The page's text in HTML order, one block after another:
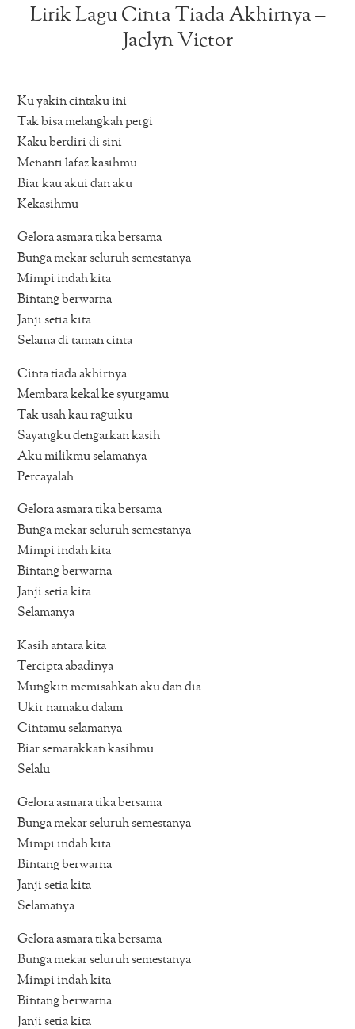
Lirik Lagu Cinta Tiada Akhirnya –
Jaclyn Victor
Ku yakin cintaku ini
Tak bisa melangkah pergi
Kaku berdiri di sini
Menanti lafaz kasihmu
Biar kau akui dan aku
Kekasihmu
Gelora asmara tika bersama
Bunga mekar seluruh semestanya
Mimpi indah kita
Bintang berwarna
Janji setia kita
Selama di taman cinta
Cinta tiada akhirnya
Membara kekal ke syurgamu
Tak usah kau raguiku
Sayangku dengarkan kasih
Aku milikmu selamanya
Percayalah
Gelora asmara tika bersama
Bunga mekar seluruh semestanya
Mimpi indah kita
Bintang berwarna
Janji setia kita
Selamanya
Kasih antara kita
Tercipta abadinya
Mungkin memisahkan aku dan dia
Ukir namaku dalam
Cintamu selamanya
Biar semarakkan kasihmu
Selalu
Gelora asmara tika bersama
Bunga mekar seluruh semestanya
Mimpi indah kita
Bintang berwarna
Janji setia kita
Selamanya
Gelora asmara tika bersama
Bunga mekar seluruh semestanya
Mimpi indah kita
Bintang berwarna
Janji setia kita